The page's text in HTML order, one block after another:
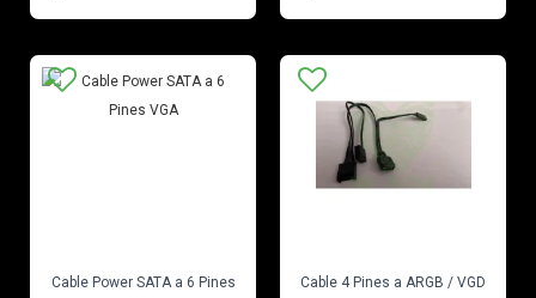
Cable Power SATA a 6 Pines
Cable 4 Pines a ARGB / VGD